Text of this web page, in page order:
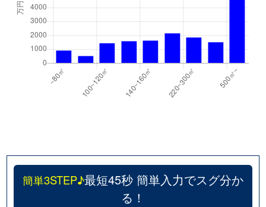
簡単3STEP♪最短45秒 簡単入力でスグ分か
る！